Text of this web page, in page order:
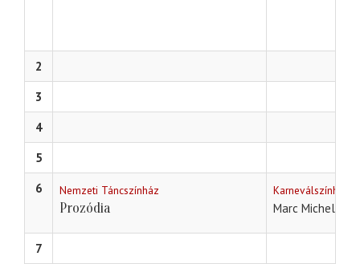
2
3
4
5
6
Nemzeti Táncszínház
Prozódia
Karneválszínház
Marc Michel -
7